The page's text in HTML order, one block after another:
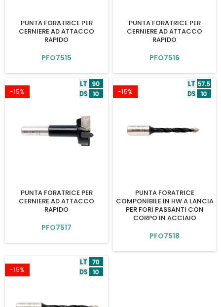
PUNTA FORATRICE PER
CERNIERE AD ATTACCO
RAPIDO
PFO7515
PUNTA FORATRICE PER
CERNIERE AD ATTACCO
RAPIDO
PFO7516
-15%
PUNTA FORATRICE PER
CERNIERE AD ATTACCO
RAPIDO
PFO7517
-15%
PUNTA FORATRICE
COMPONIBILE IN HW A LANCIA
PER FORI PASSANTI CON
CORPO IN ACCIAIO
PFO7518
-15%